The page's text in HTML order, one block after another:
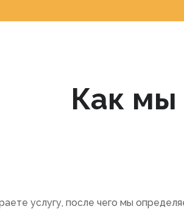
Как мы
услугу, после чего мы